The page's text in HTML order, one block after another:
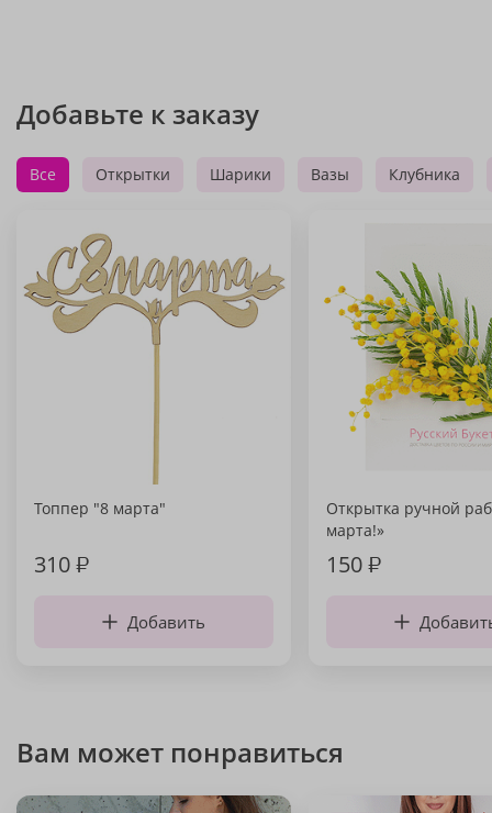
Добавьте к заказу
Все Открытки Шарики Вазы Клубника
Топпер "8 марта"
310₽
Добавить
Открытка ручной
марта!»
150₽
Вам может понравиться